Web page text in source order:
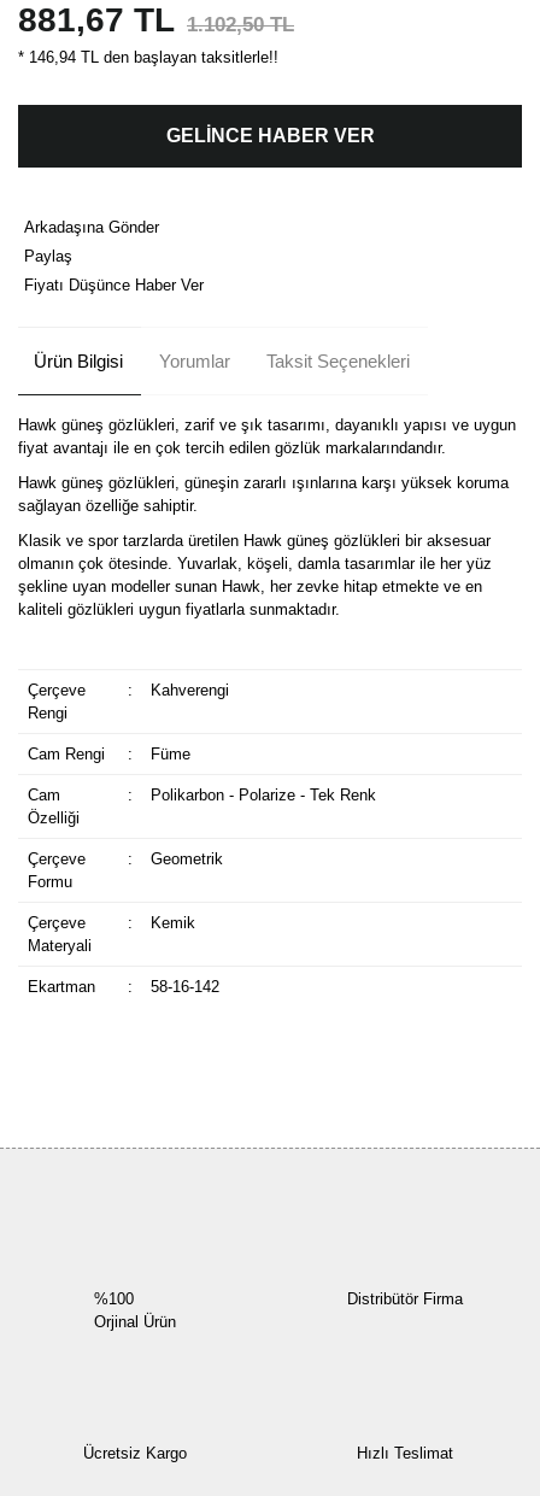
881,67 TL 1.102,50 TL
* 146,94 TL den başlayan taksitlerle!!
GELİNCE HABER VER
Arkadaşına Gönder
Paylaş
Fiyatı Düşünce Haber Ver
Ürün Bilgisi Yorumlar Taksit Seçenekleri
Hawk güneş gözlükleri, zarif ve şık tasarımı, dayanıklı yapısı ve uygun
fiyat avantajı ile en çok tercih edilen gözlük markalarındandır.
Hawk güneş gözlükleri, güneşin zararlı ışınlarına karşı yüksek koruma
sağlayan özelliğe sahiptir.
Klasik ve spor tarzlarda üretilen Hawk güneş gözlükleri bir aksesuar
olmanın çok ötesinde. Yuvarlak, köşeli, damla tasarımlar ile her yüz
şekline uyan modeller sunan Hawk, her zevke hitap etmekte ve en
kaliteli gözlükleri uygun fiyatlarla sunmaktadır.
Çerçeve
Rengi
: Kahverengi
Cam Rengi : Füme
Cam
Özelliği
: Polikarbon - Polarize - Tek Renk
Çerçeve
Formu
: Geometrik
Çerçeve
Materyali
: Kemik
Ekartman : 58-16-142
%100
Orjinal Ürün
Distribütör Firma
Ücretsiz Kargo Hızlı Teslimat